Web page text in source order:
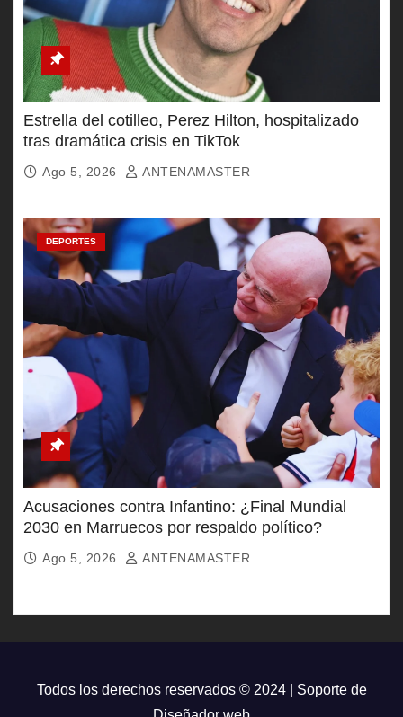
Estrella del cotilleo, Perez Hilton, hospitalizado
tras dramática crisis en TikTok
Ago 5, 2026 ANTENAMASTER
DEPORTES
Acusaciones contra Infantino: ¿Final Mundial
2030 en Marruecos por respaldo político?
Ago 5, 2026 ANTENAMASTER
Todos los derechos reservados © 2024 | Soporte de